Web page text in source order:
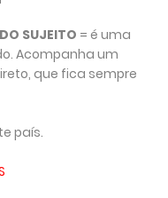
SUJEITO = é uma
Acompanha um
que fica sempre
país.